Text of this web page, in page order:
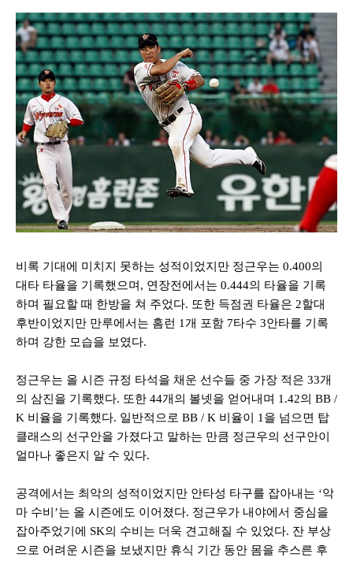
비록 기대에 미치지 못하는 성적이었지만 정근우는 0.400의
대타 타율을 기록했으며 , 연장전에서는 0.444의 타율을 기록
하며 필요할 때 한방을 쳐 주었다. 또한 득점권 타율은 2할대
후반이었지만 만루에서는 홈런 1 개 포함 7타수 3안타를 기록
하며 강한 모습을 보였다.
정근우는 올 시즌 규정 타석을 채운 선수들 중 가장 적은 33개
의 삼진을 기록했다. 또한 44개의 볼넷을 얻어내며 1.42의 BB /
K 비율을 기록했다. 일반적으로 BB / K 비율이 1 을 넘으면 탑
클래스의 선구안을 가졌다고 말하는 만큼 정근우의 선구안이
얼마나 좋은지 알 수 있다.
공격에서는 최악의 성적이었지만 안타성 타구를 잡아내는 ‘악
마 수비 ’는 올 시즌에도 이어졌다. 정근우가 내야에서 중심을
잡아주었기에
SK의 수비는 더욱 견고해질 수 있었다. 잔 부상
으로 어려운 시즌을 보냈지만 휴식 기간 동안 몸을 추스른 후